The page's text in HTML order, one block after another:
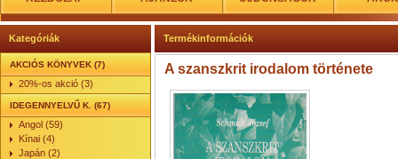
Kategóriák
AKCIÓS KÖNYVEK (7)
20%-os akció (3)
IDEGENNYELVŰ K. (67)
Angol (59)
Kínai (4)
Japán (2)
Termékinformációk
A szanszkrit irodalom története